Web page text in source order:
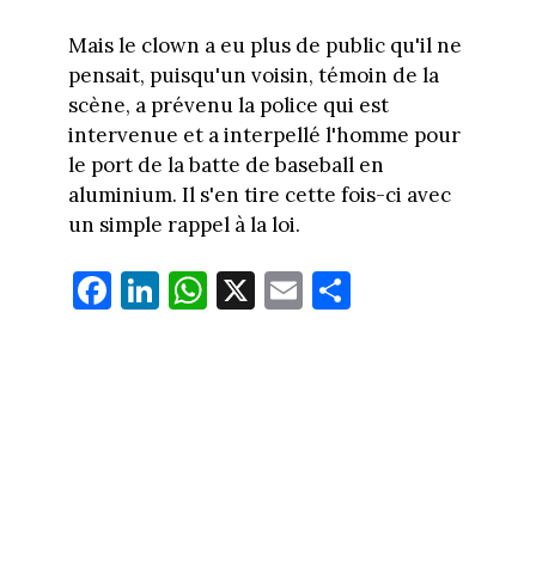
Mais le clown a eu plus de public qu'il ne
pensait, puisqu'un voisin, témoin de la
scène, a prévenu la police qui est
intervenue et a interpellé l'homme pour
le port de la batte de baseball en
aluminium. Il s'en tire cette fois-ci avec
un simple rappel à la loi.
Fa
ce
Li
nk
W
ha
X E
m
Pa